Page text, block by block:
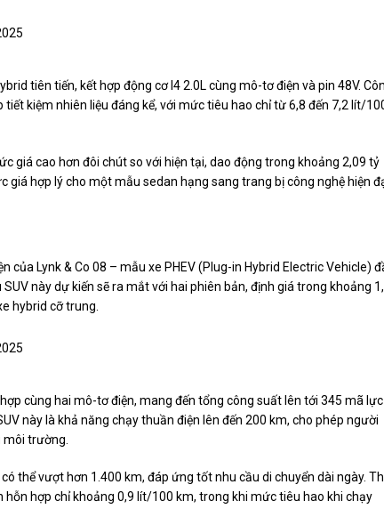
tiên tiến, kết hợp động cơ I4 2.0L cùng mô-tơ điện và pin 48V.
kiệm nhiên liệu đáng kể, với mức tiêu hao chỉ từ 6,8 đến 7,2 lít/
giá cao hơn đôi chút so với hiện tại, dao động trong khoảng 2,09 tỷ
hợp lý cho một mẫu sedan hạng sang trang bị công nghệ hiện
Lynk & Co 08 – mẫu xe PHEV (Plug-in Hybrid Electric Vehicle)
này dự kiến sẽ ra mắt với hai phiên bản, định giá trong khoảng
hybrid cỡ trung.
cùng hai mô-tơ điện, mang đến tổng công suất lên tới 345 mã lực
này là khả năng chạy thuần điện lên đến 200 km, cho phép người
môi trường.
thể vượt hơn 1.400 km, đáp ứng tốt nhu cầu di chuyển dài ngày.
hợp chỉ khoảng 0,9 lít/100 km, trong khi mức tiêu hao khi chạy